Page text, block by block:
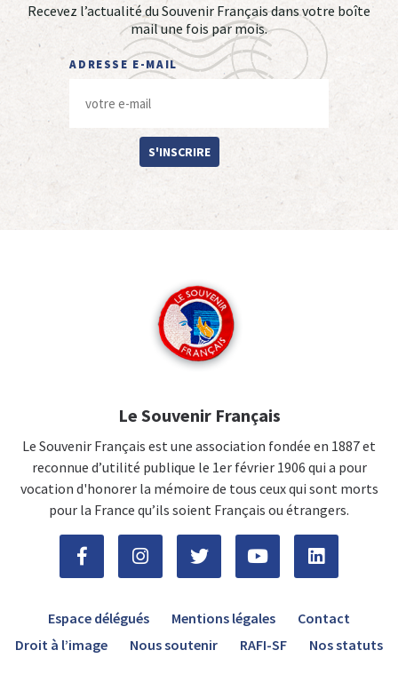
Recevez l’actualité du Souvenir Français dans votre boîte
mail une fois par mois.
ADRESSE E-MAIL
S'INSCRIRE
Le Souvenir Français
Le Souvenir Français est une association fondée en 1887 et
reconnue d’utilité publique le 1er février 1906 qui a pour
vocation d'honorer la mémoire de tous ceux qui sont morts
pour la France qu’ils soient Français ou étrangers.
Espace délégués Mentions légales
Contact
Droit à l’image
Nous soutenir RAFI-SF Nos statuts